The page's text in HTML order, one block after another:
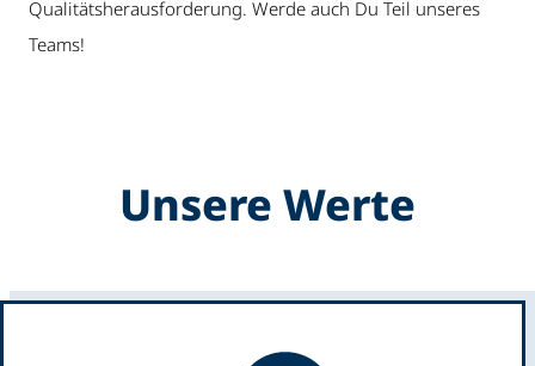
Qualitätsherausforderung. Werde auch Du Teil unseres
Teams!
Unsere Werte